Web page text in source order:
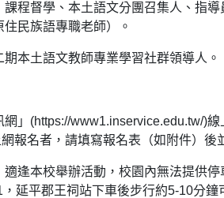
課程督學、本土語文分團召集人、指
民族語專職老師）。
本土語文教師專業學習社群領導人。
」(https://www1.inservice.edu.tw/)
報名者，請填寫報名表（如附件）後
適逢本校舉辦活動，校園內無法提供
延平郡王祠站下車後步行約5-10分鐘